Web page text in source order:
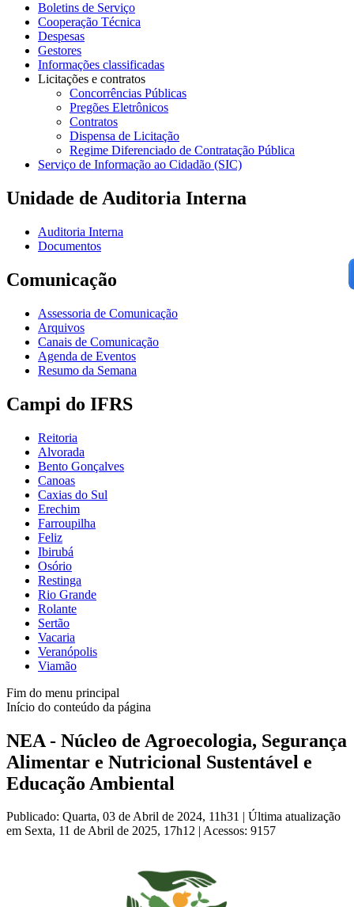
Boletins de Serviço
Cooperação Técnica
Despesas
Gestores
Informações classificadas
Licitações e contratos
Concorrências Públicas
Pregões Eletrônicos
Contratos
Dispensa de Licitação
Regime Diferenciado de Contratação Pública
Serviço de Informação ao Cidadão (SIC)
Unidade de Auditoria Interna
Auditoria Interna
Documentos
Comunicação
Assessoria de Comunicação
Arquivos
Canais de Comunicação
Agenda de Eventos
Resumo da Semana
Campi do IFRS
Reitoria
Alvorada
Bento Gonçalves
Canoas
Caxias do Sul
Erechim
Farroupilha
Feliz
Ibirubá
Osório
Restinga
Rio Grande
Rolante
Sertão
Vacaria
Veranópolis
Viamão
Fim do menu principal
Início do conteúdo da página
NEA - Núcleo de Agroecologia, Segurança
Alimentar e Nutricional Sustentável e
Educação Ambiental
Publicado: Quarta, 03 de Abril de 2024, 11h31 | Última atualização
em Sexta, 11 de Abril de 2025, 17h12 | Acessos: 9157